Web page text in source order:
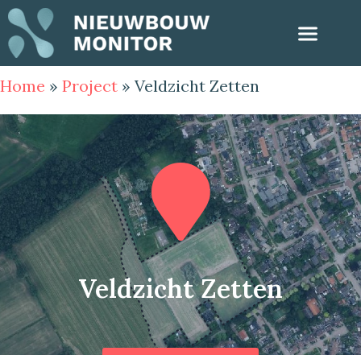
Home » Project » Veldzicht Zetten
Veldzicht Zetten